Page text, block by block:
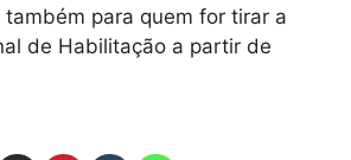
para quem for tirar a
de Habilitação a partir de